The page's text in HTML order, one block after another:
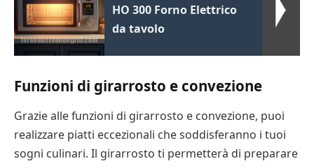
HO 300 Forno Elettrico
da tavolo
Funzioni di girarrosto e convezione
Grazie alle funzioni di girarrosto e convezione, puoi
realizzare piatti eccezionali che soddisferanno i tuoi
sogni culinari. Il girarrosto ti permetterà di preparare